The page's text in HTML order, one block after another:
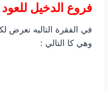
فروع الدخيل
في الفقرة التاليه نعرض
وهي كا التالي :